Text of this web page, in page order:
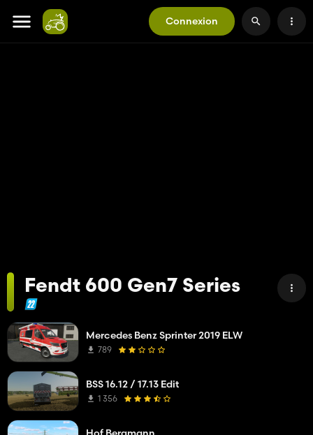
Connexion
Fendt 600 Gen7 Series
Mercedes Benz Sprinter 2019 ELW
789
BSS 16.12 / 17.13 Edit
1 356